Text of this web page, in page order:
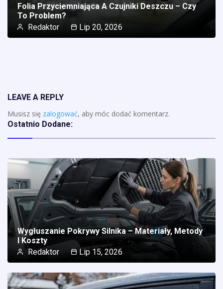
Folia Przyciemniająca A Czujniki Deszczu – Czy
To Problem?
Redaktor
Lip 20, 2026
LEAVE A REPLY
Musisz się zalogować, aby móc dodać komentarz.
Ostatnio Dodane:
Wygłuszanie Pokrywy Silnika – Materiały, Metody
I Koszty
Redaktor
Lip 15, 2026